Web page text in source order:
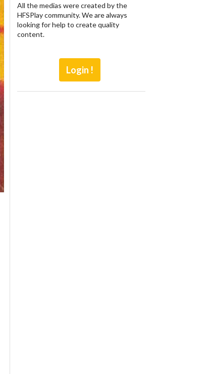
All the medias were created by the
HFSPlay community. We are always
looking for help to create quality
content.
Login !